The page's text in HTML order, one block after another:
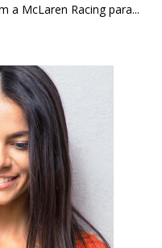
a McLaren Racing para...